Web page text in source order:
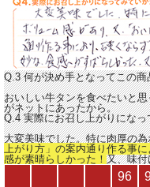
Q.3 何が決め手となってこの
おいしい牛タンを食べたいと
がネットにあったから。
Q.4 実際にお召し上がりにな
大変美味でした。特に肉厚の
上がり方」の案内通り作る事
感が素晴らしかった！ 又、味